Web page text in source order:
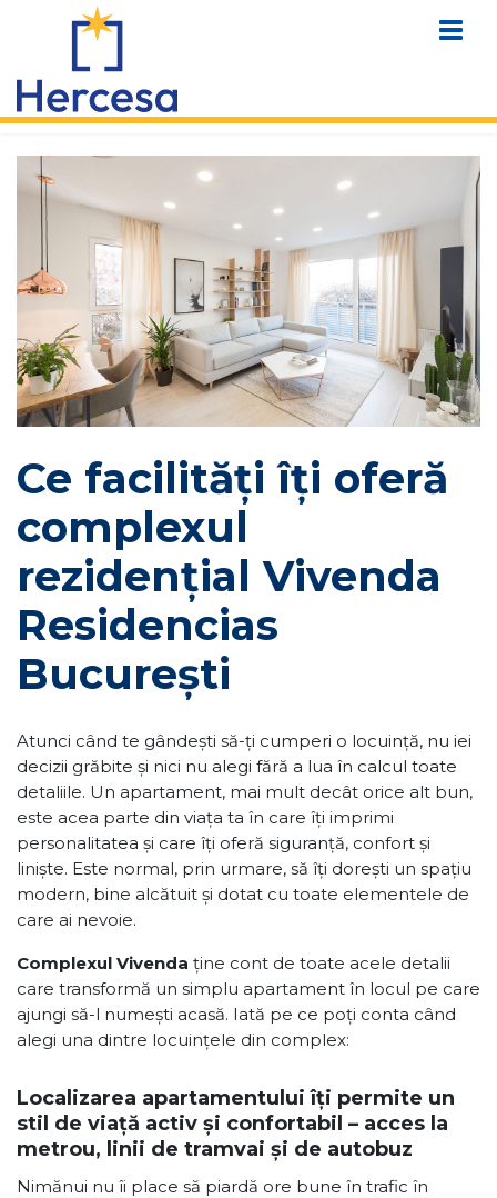
Ce facilități îți oferă
complexul
rezidențial Vivenda
Residencias
București
Atunci când te gândești să-ți cumperi o locuință, nu iei
decizii grăbite și nici nu alegi fără a lua în calcul toate
detaliile. Un apartament, mai mult decât orice alt bun,
este acea parte din viața ta în care îți imprimi
personalitatea și care îți oferă siguranță, confort și
liniște. Este normal, prin urmare, să îți dorești un spațiu
modern, bine alcătuit și dotat cu toate elementele de
care ai nevoie.
Complexul Vivenda ține cont de toate acele detalii
care transformă un simplu apartament în locul pe care
ajungi să-l numești acasă. Iată pe ce poți conta când
alegi una dintre locuințele din complex:
Localizarea apartamentului îți permite un
stil de viață activ și confortabil – acces la
metrou, linii de tramvai și de autobuz
Nimănui nu îi place să piardă ore bune în trafic în